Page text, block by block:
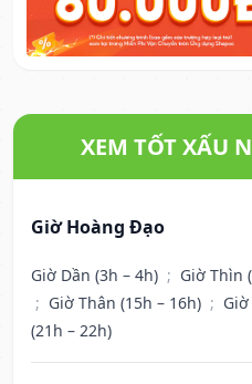
XEM TỐT XẤU
Giờ Hoàng Đạo
Giờ Dần (3h – 4h) ; Giờ Thìn
; Giờ Thân (15h – 16h) ;
(21h – 22h)